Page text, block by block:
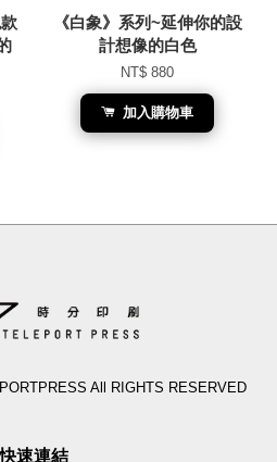
《白象》系列~延伸你的設
計想像的白色
NT$ 880
加入購物車
All RIGHTS RESERVED
快速連結